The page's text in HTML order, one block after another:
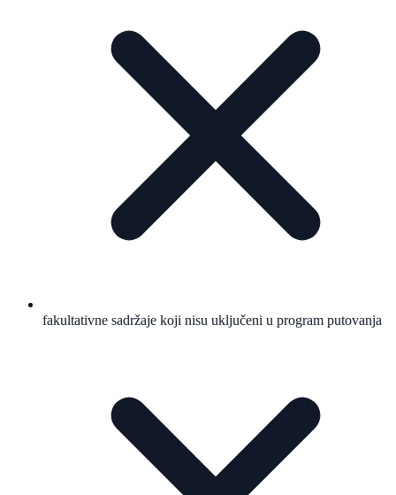
fakultativne sadržaje koji nisu uključeni u program putovanja